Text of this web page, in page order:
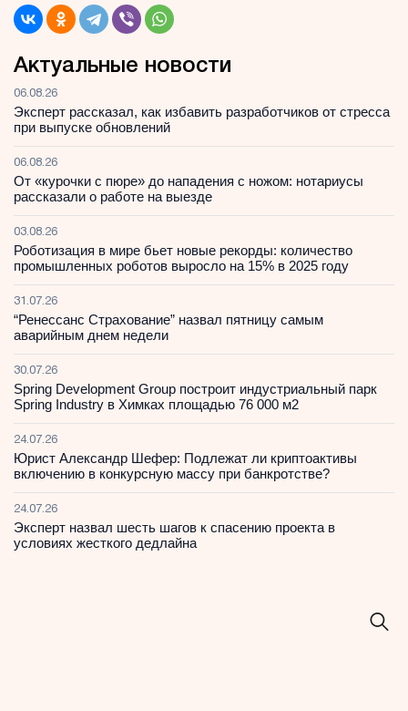
Актуальные новости
06.08.26
Эксперт рассказал, как избавить разработчиков от стресса
при выпуске обновлений
06.08.26
От «курочки с пюре» до нападения с ножом: нотариусы
рассказали о работе на выезде
03.08.26
Роботизация в мире бьет новые рекорды: количество
промышленных роботов выросло на 15% в 2025 году
31.07.26
“Ренессанс Страхование” назвал пятницу самым
аварийным днем недели
30.07.26
Spring Development Group построит индустриальный парк
Spring Industry в Химках площадью 76 000 м2
24.07.26
Юрист Александр Шефер: Подлежат ли криптоактивы
включению в конкурсную массу при банкротстве?
24.07.26
Эксперт назвал шесть шагов к спасению проекта в
условиях жесткого дедлайна